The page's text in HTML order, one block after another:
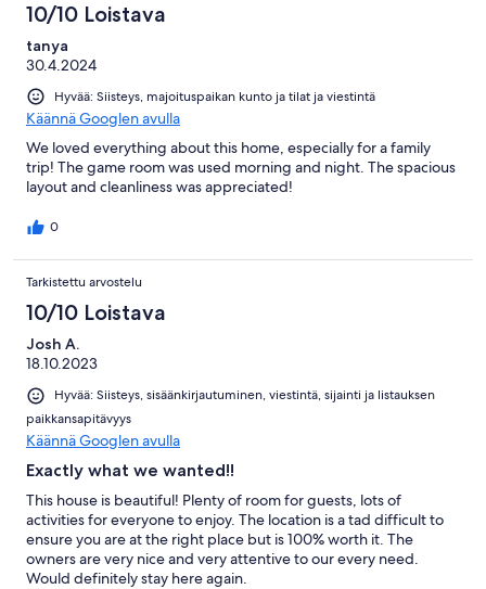
10/10 Loistava
tanya
30.4.2024
Hyvää: Siisteys, majoituspaikan kunto ja tilat ja viestintä
Käännä Googlen avulla
We loved everything about this home, especially for a family
trip! The game room was used morning and night. The spacious
layout and cleanliness was appreciated!
0
Tarkistettu arvostelu
10/10 Loistava
Josh A.
18.10.2023
Hyvää: Siisteys, sisäänkirjautuminen, viestintä, sijainti ja listauksen
paikkansapitävyys
Käännä Googlen avulla
Exactly what we wanted!!
This house is beautiful! Plenty of room for guests, lots of
activities for everyone to enjoy. The location is a tad difficult to
ensure you are at the right place but is 100% worth it. The
owners are very nice and very attentive to our every need.
Would definitely stay here again.